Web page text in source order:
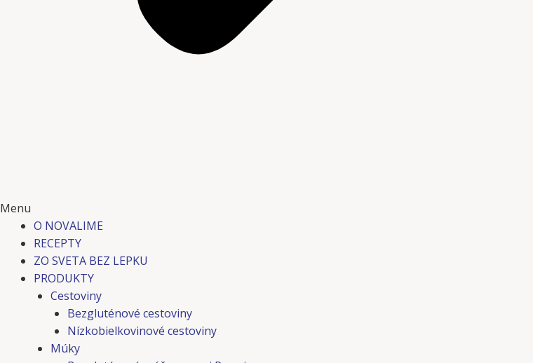
Menu
O NOVALIME
RECEPTY
ZO SVETA BEZ LEPKU
PRODUKTY
Cestoviny
Bezgluténové cestoviny
Nízkobielkovinové cestoviny
Múky